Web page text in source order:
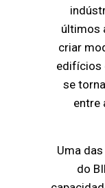
últimos
criar
edifícios
se
entre
Uma
do